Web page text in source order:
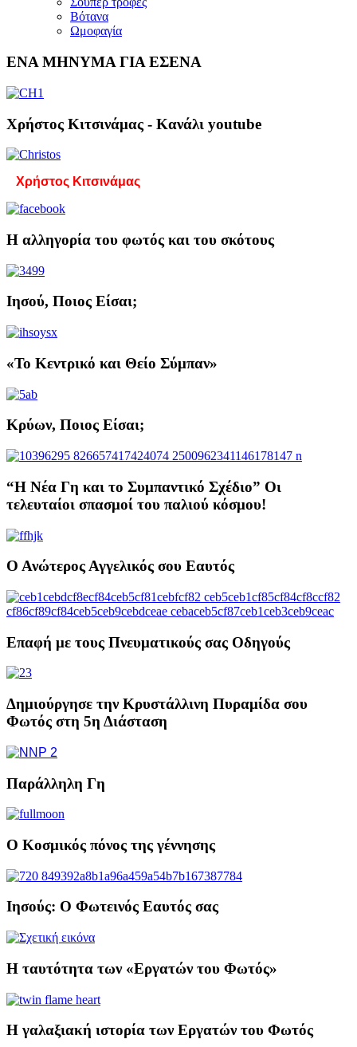
Βότανα
Ωμοφαγία
ΕΝΑ ΜΗΝΥΜΑ ΓΙΑ ΕΣΕΝΑ
Χρήστος Κιτσινάμας - Κανάλι youtube
Χρήστος Κιτσινάμας
Η αλληγορία του φωτός και του σκότους
Ιησού, Ποιος Είσαι;
«Το Κεντρικό και Θείο Σύμπαν»
Κρύων, Ποιος Είσαι;
“Η Νέα Γη και το Συμπαντικό Σχέδιο” Οι
τελευταίοι σπασμοί του παλιού κόσμου!
Ο Ανώτερος Αγγελικός σου Εαυτός
Επαφή με τους Πνευματικούς σας Οδηγούς
Δημιούργησε την Κρυστάλλινη Πυραμίδα σου
Φωτός στη 5η Διάσταση
Παράλληλη Γη
Ο Κοσμικός πόνος της γέννησης
Ιησούς: Ο Φωτεινός Εαυτός σας
Η ταυτότητα των «Εργατών του Φωτός»
Η γαλαξιακή ιστορία των Εργατών του Φωτός